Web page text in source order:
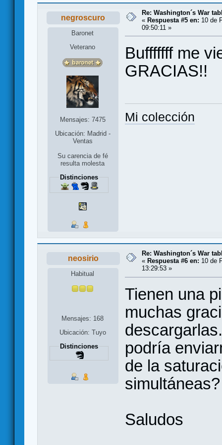
negroscuro
Baronet
Veterano
Mensajes: 7475
Ubicación: Madrid -
Ventas
Su carencia de fé
resulta molesta
Distinciones
Re: Washington´s War
« Respuesta #5 en: 10 de
09:50:11 »
Bufffffff me
GRACIAS!!
Mi colección
neosirio
Habitual
Mensajes: 168
Ubicación: Tuyo
Distinciones
Re: Washington´s War
« Respuesta #6 en: 10 de
13:29:53 »
Tienen una
muchas
podría
de la
simultáneas?
Saludos